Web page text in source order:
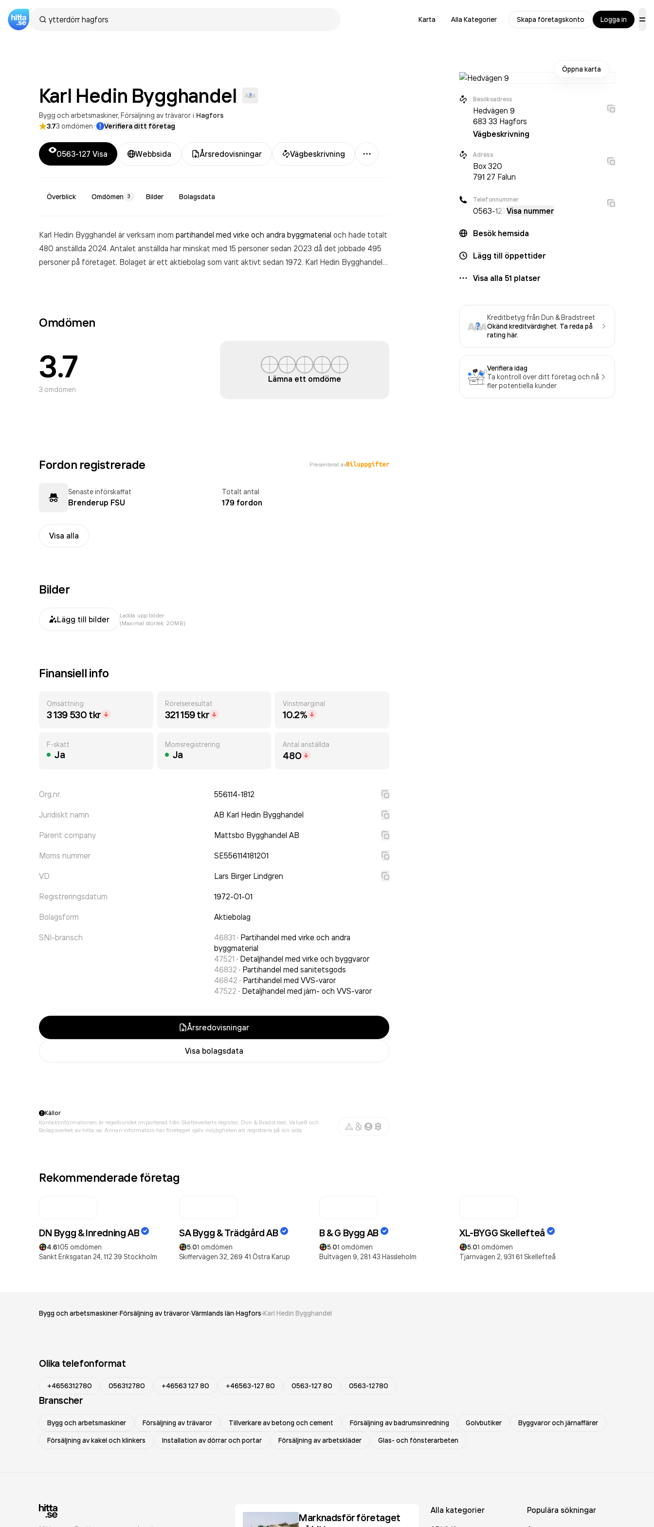
Karta Alla Kategorier Skapa företagskonto Logga in
Karl Hedin Bygghandel
Bygg och arbetsmaskiner Försäljning av trävaror i Hagfors
3.73 omdömen· Verifiera ditt företag
0563-127 Visa Webbsida Årsredovisningar Vägbeskrivning
Mer
Överblick Omdömen 3 Bilder Bolagsdata
Karl Hedin Bygghandel är verksam inom partihandel med virke och andra byggmaterial och hade totalt
480 anställda 2024. Antalet anställda har minskat med 15 personer sedan 2023 då det jobbade 495
personer på företaget. Bolaget är ett aktiebolag som varit aktivt sedan 1972. Karl Hedin Bygghandel
Omdömen
3.7
3 omdömen
Lämna ett omdöme
Fordon registrerade Presenterat av
Senaste införskaffat
Brenderup FSU
Totalt antal
179 fordon
Visa alla
Bilder
Lägg till bilder
Ladda upp bilder
(Maximal storlek: 20MB)
Finansiell info
Omsättning
3 139 530 tkr
Rörelseresultat
321 159 tkr
Vinstmarginal
10.2%
F-skatt
Ja
Momsregistrering
Ja
Antal anställda
480
Org.nr. 556114-1812
Juridiskt namn AB Karl Hedin Bygghandel
Parent company Mattsbo Bygghandel AB
Moms nummer SE556114181201
VD Lars Birger Lindgren
Registreringsdatum 1972-01-01
Bolagsform Aktiebolag
SNI-bransch 46831 · Partihandel med virke och andra
byggmaterial
47521 · Detaljhandel med virke och byggvaror
46832 · Partihandel med sanitetsgods
46842 · Partihandel med VVS-varor
47522 · Detaljhandel med järn- och VVS-varor
Årsredovisningar
Visa bolagsdata
Öppna karta
Besöksadress
Hedvägen 9
683 33 Hagfors
Vägbeskrivning
Adress
Box320
791 27 Falun
Telefonnummer
0563-127Visa nummer
Besök hemsida
Lägg till öppettider
Visa alla 51 platser
Kreditbetyg från Dun & Bradstreet
Okänd kreditvärdighet. Ta reda på
rating här.
Verifiera idag
Ta kontroll över ditt företag och nå
fler potentiella kunder
Källor
Kontaktinformationen är regelbundet importerad från Skatteverkets register, Dun & Bradstreet, Value8 och
Bolagsverket av hitta.se. Annan information har företaget själv möjligheten att registrera på sin sida.
Rekommenderade företag
DN Bygg & Inredning AB
4.6105 omdömen
Sankt Eriksgatan 24, 112 39 Stockholm
SA Bygg & Trädgård AB
5.01 omdömen
Skiffervägen 32, 269 41 Östra Karup
B & G Bygg AB
5.01 omdömen
Bultvägen 9, 281 43 Hässleholm
XL-BYGG Skellefteå
5.01 omdömen
Tjärnvägen 2, 931 61 Skellefteå
Bygg och arbetsmaskiner Försäljning av trävaror Värmlands län Hagfors Karl Hedin Bygghandel
Olika telefonformat
+4656312780 056312780 +46563 127 80 +46563-127 80 0563-127 80 0563-12780
Branscher
Bygg och arbetsmaskiner Försäljning av trävaror Tillverkare av betong och cement Försäljning av badrumsinredning Golvbutiker
Byggvaror och järnaffärer
Försäljning av kakel och klinkers
Installation av dörrar och portar Försäljning av arbetskläder Glas- och fönsterarbeten
Marknadsför företaget
Alla kategorier
Populära sökningar